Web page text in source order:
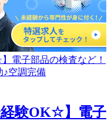
経験OK☆】電子